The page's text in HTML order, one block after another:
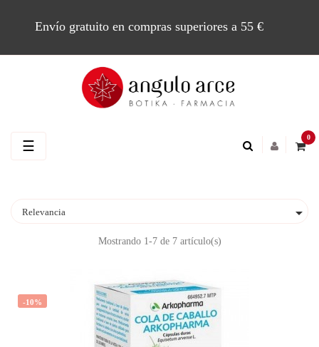
Envío gratuito en compras superiores a 55 €
0
Navegación
☰
Relevancia 
Mostrando 1-7 de 7 artículo(s)
-10%